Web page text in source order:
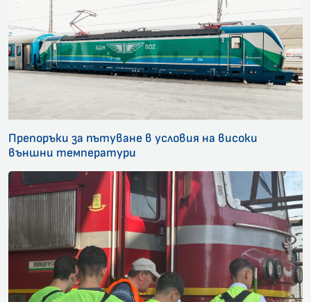
Препоръки за пътуване в условия на високи
външни температури